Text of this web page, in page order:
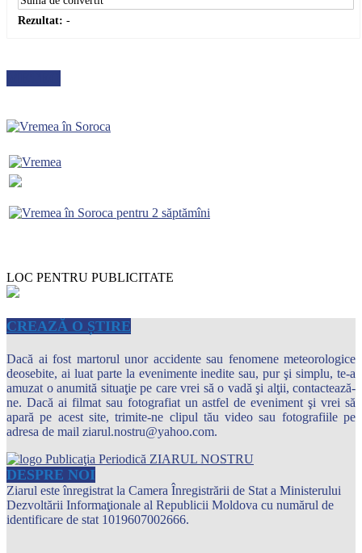
Rezultat: -
LOC PENTRU PUBLICITATE
CREAZĂ O ȘTIRE
Dacă ai fost martorul unor accidente sau fenomene meteorologice
deosebite, ai luat parte la evenimente inedite sau, pur şi simplu, te-a
amuzat o anumită situaţie pe care vrei să o vadă şi alţii, contactează-
ne. Dacă ai filmat sau fotografiat un astfel de eveniment şi vrei să
apară pe acest site, trimite-ne clipul tău video sau fotografiile pe
adresa de mail ziarul.nostru@yahoo.com.
DESPRE NOI
Ziarul este înregistrat la Camera Înregistrării de Stat a Ministerului
Dezvoltării Informaţionale al Republicii Moldova cu numărul de
identificare de stat 1019607002666.